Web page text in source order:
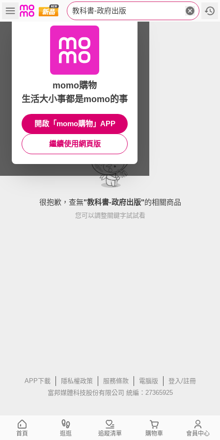
教科書-政府出版
很抱歉，查無"教科書-政府出版"的相關商品
您可以調整關鍵字試試看
APP下載 隱私權政策 服務條款 電腦版
登入/註冊
富邦媒體科技股份有限公司 統編：27365925
momo購物
生活大小事都是momo的事
開啟「momo購物」APP
繼續使用網頁版
首頁 逛逛 追蹤清單 購物車 會員中心